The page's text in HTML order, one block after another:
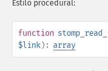
Estilo procedural:
function
$link): array